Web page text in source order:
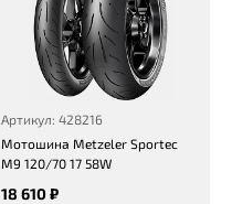
Артикул: 428216
Мотошина Metzeler Sportec
M9 120/70 17 58W
18 610 ₽